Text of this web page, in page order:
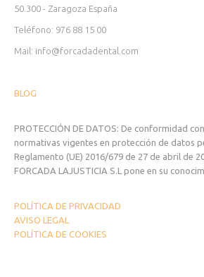
50.300 - Zaragoza España
Teléfono: 976 88 15 00
Mail: info@forcadadental.com
BLOG
PROTECCIÓN DE DATOS: De conformidad
normativas vigentes en protección de datos
Reglamento (UE) 2016/679 de 27 de abril de
FORCADA LAJUSTICIA S.L pone en su
POLÍTICA DE PRIVACIDAD
AVISO LEGAL
POLÍTICA DE COOKIES